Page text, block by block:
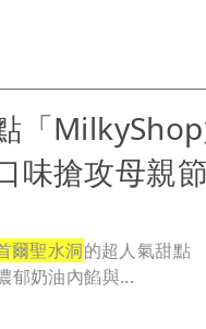
「
搶攻母親
爾聖水洞的超人氣甜點
郁奶油內餡與...